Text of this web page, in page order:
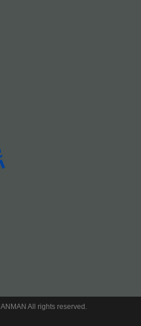
All rights reserved.